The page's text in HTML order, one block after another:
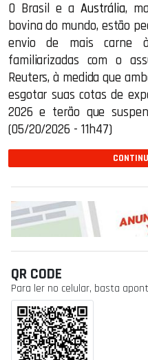
O Brasil e a Austrália,
bovina do mundo, estão
envio de mais carne
familiarizadas com o
Reuters, à medida que
esgotar suas cotas de
2026 e terão que
(05/20/2026 - 11h47)
QR CODE
Para ler no celular, basta